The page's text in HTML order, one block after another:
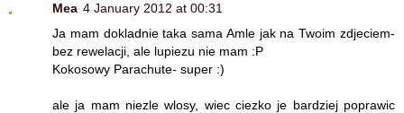
Mea 4 January 2012 at 00:31
Ja mam dokladnie taka sama Amle jak na Twoim zdjeciem-
bez rewelacji, ale lupiezu nie mam :P
Kokosowy Parachute- super :)
ale ja mam niezle wlosy, wiec ciezko je bardziej poprawic